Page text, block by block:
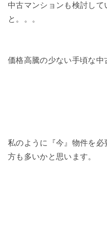
中古マンションも検討し
と。。。
価格高騰の少ない手頃な中
私のように『今』物件を
方も多いかと思います。